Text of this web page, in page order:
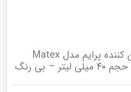
کرم ضد آفتاب جوان کننده پرایم مدل Matex